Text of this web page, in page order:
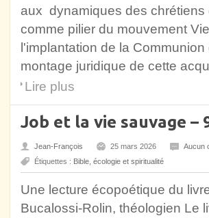
aux dynamiques des
comme pilier du mouvement
l'implantation de la
montage juridique de cette
Lire plus
Job et la vie sauvage –
Jean-François 25 mars 2026
Aucun
Étiquettes : Bible écologie et spiritualité
Une lecture écopoétique du
Bucalossi-Rolin, théologien Le